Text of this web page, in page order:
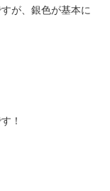
が、銀色が基本に
！